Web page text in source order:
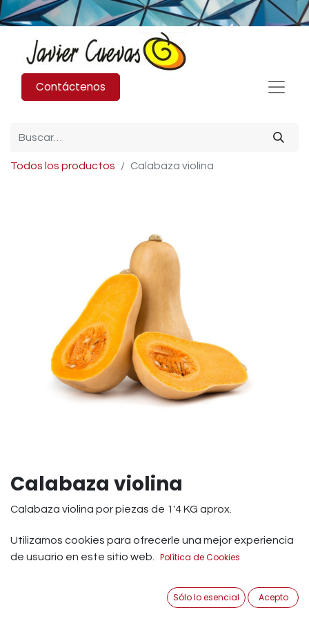
Contáctenos
Todos los productos Calabaza violina
Calabaza violina
Calabaza violina por piezas de 1'4 KG aprox.
2,99€ IVA Incluido
Añadir a Carrito
Utilizamos cookies para ofrecerle una mejor experiencia
de usuario en este sitio web. Política de Cookies
Sólo lo esencial Acepto